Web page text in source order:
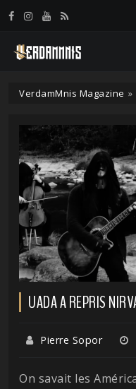
VerdamMnis Magazine »
UADA A REPRIS
Pierre Sopor
On savait les
Panneau de gestion des